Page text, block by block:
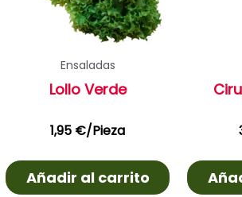
Ensaladas
Lollo Verde
1,95 €/Pieza
Añadir al carrito